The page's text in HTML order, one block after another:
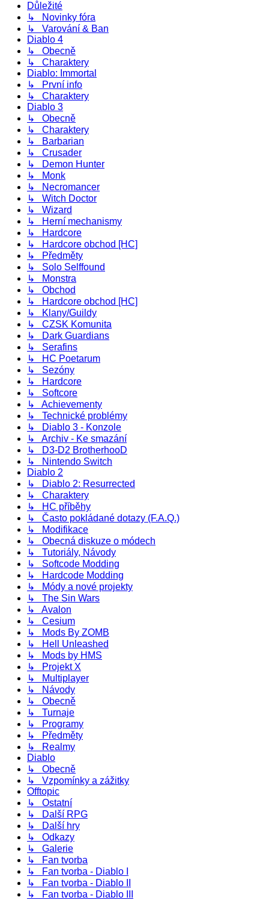
Důležité
↳ Novinky fóra
↳ Varování & Ban
Diablo 4
↳ Obecně
↳ Charaktery
Diablo: Immortal
↳ První info
↳ Charaktery
Diablo 3
↳ Obecně
↳ Charaktery
↳ Barbarian
↳ Crusader
↳ Demon Hunter
↳ Monk
↳ Necromancer
↳ Witch Doctor
↳ Wizard
↳ Herní mechanismy
↳ Hardcore
↳ Hardcore obchod [HC]
↳ Předměty
↳ Solo Selffound
↳ Monstra
↳ Obchod
↳ Hardcore obchod [HC]
↳ Klany/Guildy
↳ CZSK Komunita
↳ Dark Guardians
↳ Serafins
↳ HC Poetarum
↳ Sezóny
↳ Hardcore
↳ Softcore
↳ Achievementy
↳ Technické problémy
↳ Diablo 3 - Konzole
↳ Archiv - Ke smazání
↳ D3-D2 BrotherhooD
↳ Nintendo Switch
Diablo 2
↳ Diablo 2: Resurrected
↳ Charaktery
↳ HC příběhy
↳ Často pokládané dotazy (F.A.Q.)
↳ Modifikace
↳ Obecná diskuze o módech
↳ Tutoriály, Návody
↳ Softcode Modding
↳ Hardcode Modding
↳ Módy a nové projekty
↳ The Sin Wars
↳ Avalon
↳ Cesium
↳ Mods By ZOMB
↳ Hell Unleashed
↳ Mods by HMS
↳ Projekt X
↳ Multiplayer
↳ Návody
↳ Obecně
↳ Turnaje
↳ Programy
↳ Předměty
↳ Realmy
Diablo
↳ Obecně
↳ Vzpomínky a zážitky
Offtopic
↳ Ostatní
↳ Další RPG
↳ Další hry
↳ Odkazy
↳ Galerie
↳ Fan tvorba
↳ Fan tvorba - Diablo I
↳ Fan tvorba - Diablo II
↳ Fan tvorba - Diablo III